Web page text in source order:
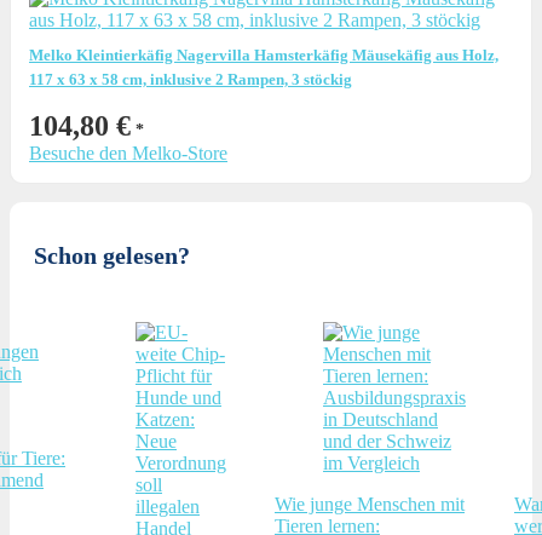
Melko Kleintierkäfig Nagervilla Hamsterkäfig Mäusekäfig aus Holz,
117 x 63 x 58 cm, inklusive 2 Rampen, 3 stöckig
104,80 €
Besuche den Melko-Store
Schon gelesen?
Tiere:
Wie junge Menschen mit
Tieren lernen: